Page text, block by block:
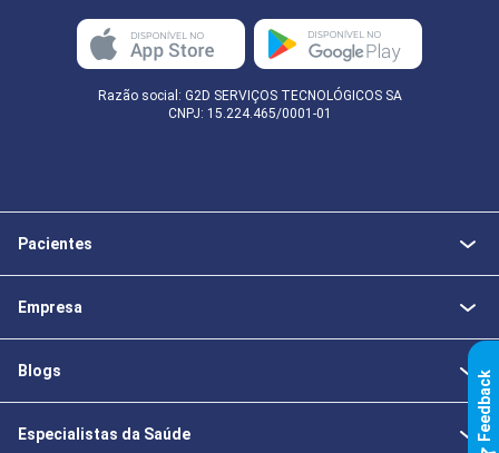
Razão social: G2D SERVIÇOS TECNOLÓGICOS SA
CNPJ: 15.224.465/0001-01
Pacientes
Empresa
Blogs
Especialistas da Saúde k